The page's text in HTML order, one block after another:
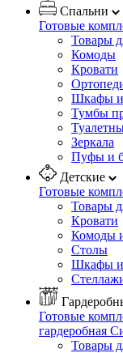
Спальни
Готовые
Товары
Комоды
Кровати
Шкафы и
Тумбы
Зеркала
Пуфы и
Детские
Готовые
Товары
Кровати
Комоды
Столы
Шкафы и
Готовые
гардеробная
Товары